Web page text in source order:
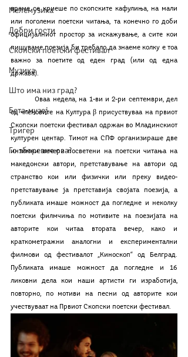
Мелемузика
Добри гости
Скопски поетски фестивал
Музика
Што има низ град?
Бета-музеј
Тригер
Го зборевме ова?
време се криеше по скопските кафулиња, на мали
или поголеми поетски читања, та конечно го доби
официјалниот простор за искажување, а сите кои
пишуваме поезија би требало да знаеме колку е тоа
важно за поетите од еден град (или од една
држава).
	Оваа недела, на 1-ви и 2-ри септември, дел
од членовите на Култура β присуствуваа на првиот
Скопски поетски фестивал одржан во Младинскиот
културен центар. Тимот на СПФ организираше две
интимни вечери посветени на поетски читања на
македонски автори, претставување на автори од
странство кои или физички или преку видео-
претставување ја претставија својата поезија, а
публиката имаше можност да погледне и неколку
поетски филмчиња по мотивите на поезијата на
авторите кои читаа втората вечер, како и
краткометражни аналогни и експериментални
филмови од фестивалот „Киноскоп“ од Белград.
Публиката имаше можност да погледне и 16
ликовни дела кои наши артисти ги изработија,
повторно, по мотиви на песни од авторите кои
учествуваат на Првиот Скопски поетски фестивал.